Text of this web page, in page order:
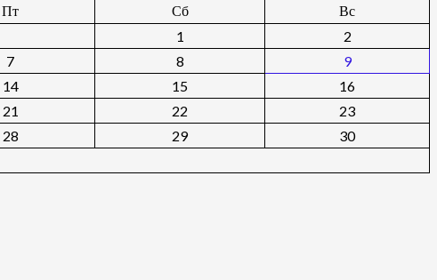
Пт Сб
Вс
1
2
7 8
9
14 15
16
21 22
23
28 29
30